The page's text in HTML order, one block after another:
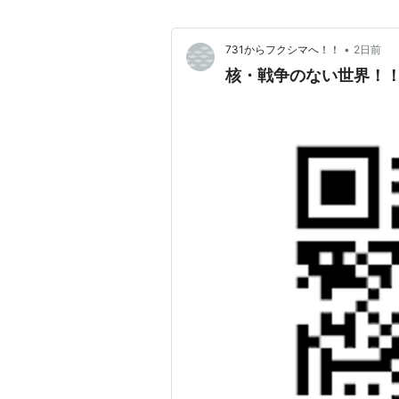
731からフクシマへ！！ • 2日前
核・戦争のない世界！